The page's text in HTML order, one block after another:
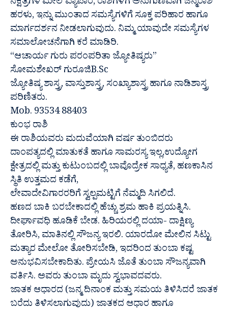
ಹರಳು, ಇನ್ನು ಮುಂತಾದ ಸಮಸ್ಯೆಗಳಿಗೆ ಸೂಕ್ತ ಪರಿಹಾರ ಹಾಗೂ
ಮಾರ್ಗದರ್ಶನ ನೀಡಲಾಗುವುದು. ನಿಮ್ಮ ಯಾವುದೇ ಸಮಸ್ಯೆಗಳ
ಸಮಾಲೋಚನೆಗಾಗಿ ಕರೆ ಮಾಡಿರಿ.
“ಆಚಾರ್ಯ ಗುರು ಪರಂಪರಿತಾ ಜ್ಯೋತಿಷ್ಯರು”
ಸೋಮಶೇಖರ್ ಗುರೂಜಿB.Sc
ಜ್ಯೋತಿಷ್ಯ ಶಾಸ್ತ್ರ, ವಾಸ್ತುಶಾಸ್ತ್ರ, ಸಂಖ್ಯಾಶಾಸ್ತ್ರ ಹಾಗೂ ನಾಡಿಶಾಸ್ತ್ರ
ಪರಿಣಿತರು.
Mob. 93534 88403
ಕುಂಭ ರಾಶಿ
ಈ ರಾಶಿಯವರು ಮದುವೆಯಾಗಿ ವರ್ಷ ತುಂಬಿದರು
ದಾಂಪತ್ಯದಲ್ಲಿ ಮಾತುಕತೆ ಹಾಗೂ ಸಾಮರಸ್ಯ ಇಲ್ಲ,ಉದ್ಯೋಗ
ಕ್ಷೇತ್ರದಲ್ಲಿ ಮತ್ತು ಕುಟುಂಬದಲ್ಲಿ ಬಾವೊದ್ರೇಕ ಸಾಧ್ಯತೆ, ಹಣಕಾಸಿನ
ಸ್ಥಿತಿ ಉತ್ತಮದ ಕಡೆಗೆ,
ಲೇವಾದೇವಿಗಾರರರಿಗೆ ಸ್ವಲ್ಪಮಟ್ಟಿಗೆ ನೆಮ್ಮದಿ ಸಿಗಲಿದೆ.
ಹಣದ ಬಾಕಿ ಬರಬೇಕಾದಲ್ಲಿ ಹೆಚ್ಚು ಶ್ರಮ ಹಾಕಿ ಪ್ರಯತ್ನಿಸಿ.
ದೀರ್ಘಾವಧಿ ಹೂಡಿಕೆ ಬೇಡ. ಹಿರಿಯರಲ್ಲಿ ದಯಾ- ದಾಕ್ಷಿಣ್ಯ
ತೋರಿಸಿ, ಮಾತಿನಲ್ಲಿ ಸೌಜನ್ಯ ಇರಲಿ. ಯಾರದೋ ಮೇಲಿನ ಸಿಟ್ಟು
ಮತ್ಯಾರ ಮೇಲೋ ತೋರಿಸಬೇಡಿ, ಇದರಿಂದ ತುಂಬಾ ಕಷ್ಟ
ಅನುಭವಿಸಬೇಕಾದಿತು. ಪ್ರೇಯಸಿ ಜೊತೆ ತುಂಬಾ ಸೌಜನ್ಯವಾಗಿ
ವರ್ತಿಸಿ. ಅವರು ತುಂಬಾ ಮೃದು ಸ್ವಭಾವದವರು.
ಜಾತಕ ಆಧಾರದ (ಜನ್ಮ ದಿನಾಂಕ ಮತ್ತು ಸಮಯ ತಿಳಿಸಿದರೆ ಜಾತಕ
ಬರೆದು ತಿಳಿಸಲಾಗುವುದು) ಜಾತಕದ ಆಧಾರ ಹಾಗೂ